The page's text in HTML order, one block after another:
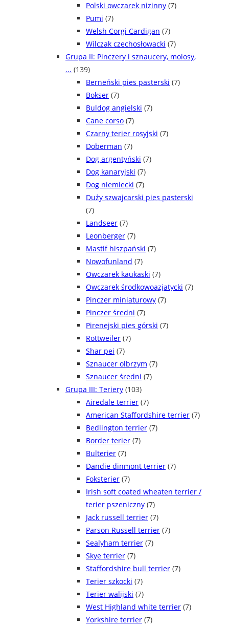
Polski owczarek nizinny (7)
Pumi (7)
Welsh Corgi Cardigan (7)
Wilczak czechosłowacki (7)
Grupa II: Pinczery i sznaucery, molosy,
... (139)
Berneński pies pasterski (7)
Bokser (7)
Buldog angielski (7)
Cane corso (7)
Czarny terier rosyjski (7)
Doberman (7)
Dog argentyński (7)
Dog kanaryjski (7)
Dog niemiecki (7)
Duży szwajcarski pies pasterski
(7)
Landseer (7)
Leonberger (7)
Mastif hiszpański (7)
Nowofunland (7)
Owczarek kaukaski (7)
Owczarek środkowoazjatycki (7)
Pinczer miniaturowy (7)
Pinczer średni (7)
Pirenejski pies górski (7)
Rottweiler (7)
Shar pei (7)
Sznaucer olbrzym (7)
Sznaucer średni (7)
Grupa III: Teriery (103)
Airedale terrier (7)
American Staffordshire terrier (7)
Bedlington terrier (7)
Border terier (7)
Bulterier (7)
Dandie dinmont terrier (7)
Foksterier (7)
Irish soft coated wheaten terrier /
terier pszeniczny (7)
Jack russell terrier (7)
Parson Russell terrier (7)
Sealyham terrier (7)
Skye terrier (7)
Staffordshire bull terrier (7)
Terier szkocki (7)
Terier walijski (7)
West Highland white terrier (7)
Yorkshire terrier (7)